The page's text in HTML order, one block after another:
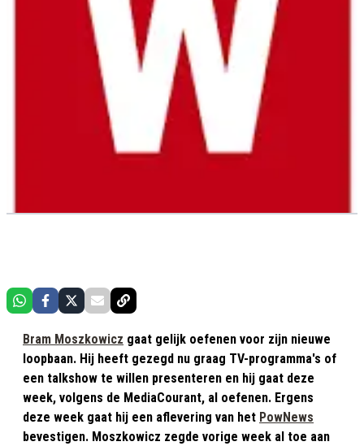
Bram Moszkowicz gaat gelijk oefenen voor zijn nieuwe
loopbaan. Hij heeft gezegd nu graag TV-programma's of
een talkshow te willen presenteren en hij gaat deze
week, volgens de MediaCourant, al oefenen. Ergens
deze week gaat hij een aflevering van het PowNews
bevestigen. Moszkowicz zegde vorige week al toe aan